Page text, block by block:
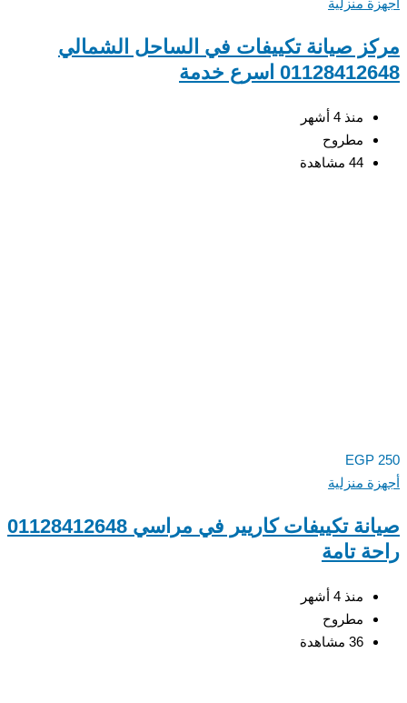
صيانة تكييفات في الساحل الشمالي
اسرع خدمة
منذ 4 أشهر
مطروح
EGP
منزلية
صيانة تكييفات كاريير في مراسي 01128412648
تامة
منذ 4 أشهر
مطروح